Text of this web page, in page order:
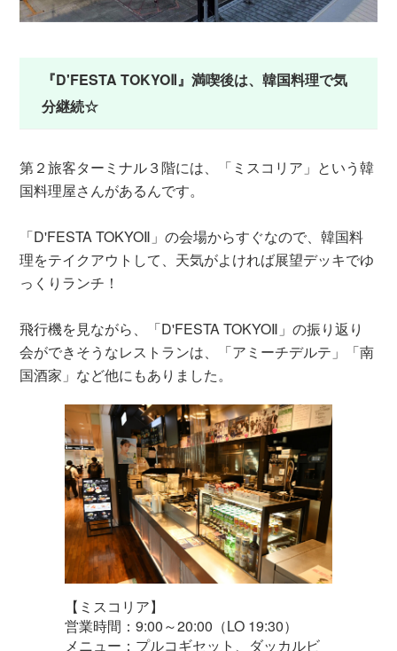
『D'FESTA TOKYOⅡ』満喫後は、韓国料理で気
分継続☆
第２旅客ターミナル３階には、「ミスコリア」という韓
国料理屋さんがあるんです。
「D'FESTA TOKYOⅡ」の会場からすぐなので、韓国料
理をテイクアウトして、天気がよければ展望デッキでゆ
っくりランチ！
飛行機を見ながら、「D'FESTA TOKYOⅡ」の振り返り
会ができそうなレストランは、「アミーチデルテ」「南
国酒家」など他にもありました。
【ミスコリア】
営業時間：9:00～20:00（LO 19:30）
メニュー：プルコギセット、ダッカルビ